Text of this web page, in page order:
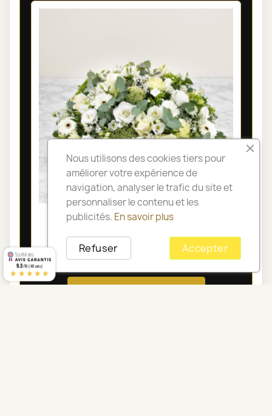
COUSSIN DE FLEURS DEUIL PARIS -
105,00 €
Nous utilisons des cookies tiers pour
améliorer votre expérience de
navigation, analyser le trafic du site et
personnaliser le contenu et les
publicités. En savoir plus
Accepter
Refuser
9.3/10 (48 avis)
★★★★★